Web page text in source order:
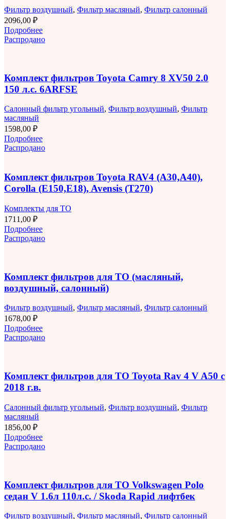
Фильтр воздушный, Фильтр масляный, Фильтр салонный
2096,00 ₽
Подробнее
Распродано
Комплект фильтров Toyota Camry 8 XV50 2.0
150 л.с. 6ARFSE
Салонный фильтр угольный, Фильтр воздушный, Фильтр
масляный
1598,00 ₽
Подробнее
Распродано
Комплект фильтров Toyota RAV4 (A30,A40),
Corolla (E150,E18), Avensis (T270)
Комплекты для ТО
1711,00 ₽
Подробнее
Распродано
Комплект фильтров для ТО (масляный,
воздушный, салонный)
Фильтр воздушный, Фильтр масляный, Фильтр салонный
1678,00 ₽
Подробнее
Распродано
Комплект фильтров для ТО Toyota Rav 4 V A50 с
2018 г.в.
Салонный фильтр угольный, Фильтр воздушный, Фильтр
масляный
1856,00 ₽
Подробнее
Распродано
Комплект фильтров для ТО Volkswagen Polo
седан V 1.6л 110л.с. / Skoda Rapid лифтбек
Фильтр воздушный, Фильтр масляный, Фильтр салонный